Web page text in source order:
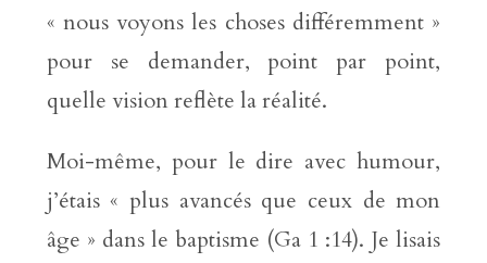
« nous voyons les choses différemment »
pour se demander, point par point,
quelle vision reflète la réalité.
Moi-même, pour le dire avec humour,
j’étais « plus avancés que ceux de mon
âge » dans le baptisme (Ga 1 :14). Je lisais